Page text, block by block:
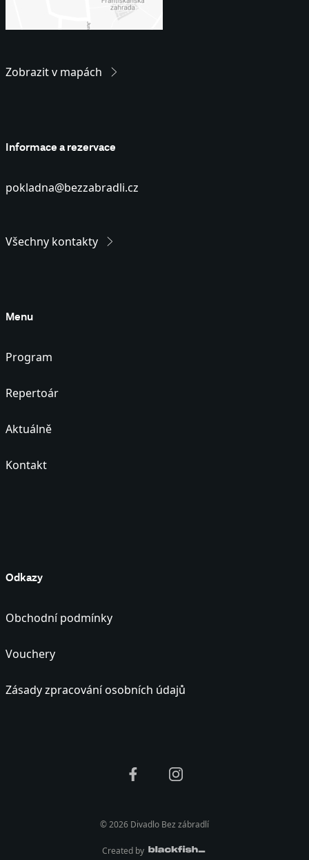
Zobrazit v mapách
Informace a rezervace
pokladna@bezzabradli.cz
Všechny kontakty
Menu
Program
Repertoár
Aktuálně
Kontakt
Odkazy
Obchodní podmínky
Vouchery
Zásady zpracování osobních údajů
© 2026 Divadlo Bez zábradlí
Created by